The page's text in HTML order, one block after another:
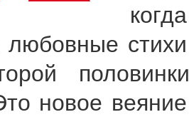
любовные
новое